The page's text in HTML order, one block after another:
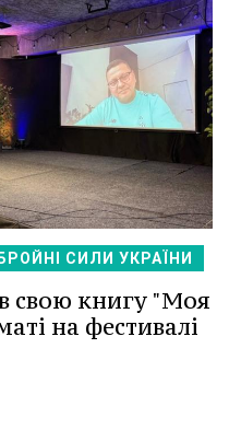
СИЛИ УКРАЇНИ
свою книгу "Моя
на фестивалі